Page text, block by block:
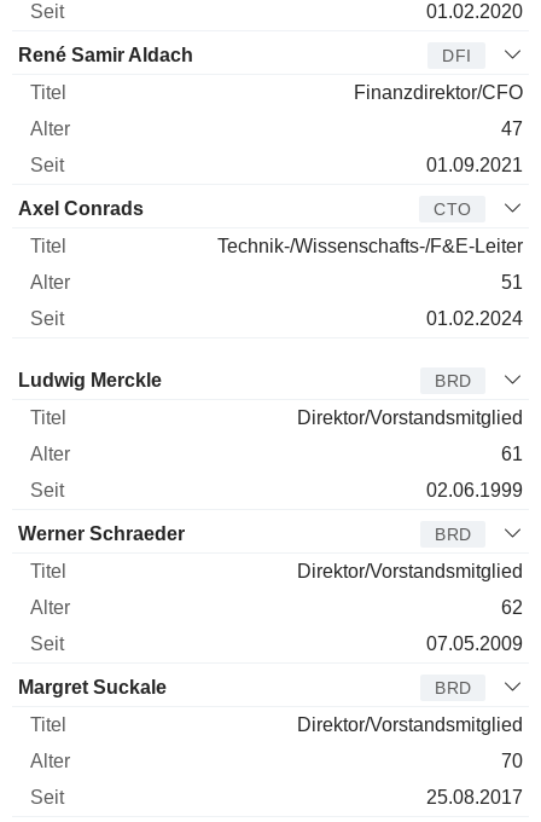
01.02.2020
René Samir Aldach DFI
Finanzdirektor/CFO
47
01.09.2021
Axel Conrads CTO
Technik-/Wissenschafts-/F&E-Leiter
51
01.02.2024
Verwaltungsratsmitglied
Ludwig Merckle BRD
Direktor/Vorstandsmitglied
61
02.06.1999
Werner Schraeder BRD
Direktor/Vorstandsmitglied
62
07.05.2009
Margret Suckale BRD
Direktor/Vorstandsmitglied
70
25.08.2017